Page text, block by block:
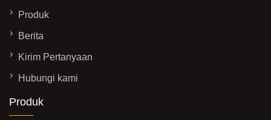
Produk
Berita
Kirim Pertanyaan
Hubungi kami
Produk